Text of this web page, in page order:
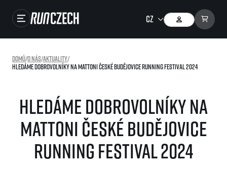
Výsledky
RunCzech Store
Running Mall
Běžecké série
Domů/O nás/Aktuality/
Hledáme dobrovolníky na Mattoni České Budějovice Running festival 2024
Hledáme dobrovolníky na
Mattoni České Budějovice
Running festival 2024